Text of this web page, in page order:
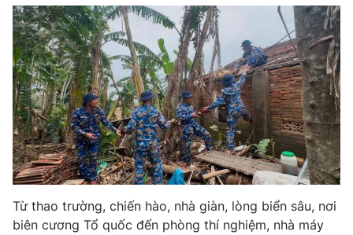
® Cấm sao chép dưới mọi hình thức nếu không có sự chấp
thuận bằng văn bản. Ghi rõ nguồn VTV.vn khi phát hành lại
thông tin từ website này.
Từ thao trường, chiến hào, nhà giàn, lòng biển sâu, nơi
biên cương Tổ quốc đến phòng thí nghiệm, nhà máy